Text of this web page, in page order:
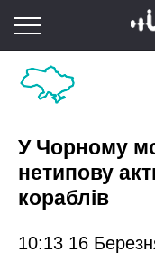
У Чорному
нетипову
кораблів
10:13 16